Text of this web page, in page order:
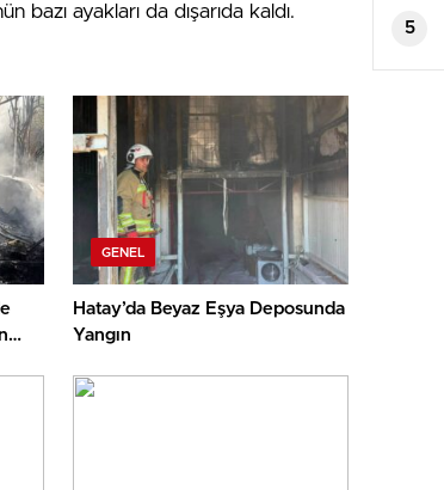
bazı ayakları da dışarıda kaldı.
GENEL
Hatay’da Beyaz Eşya Deposunda
Yangın
5